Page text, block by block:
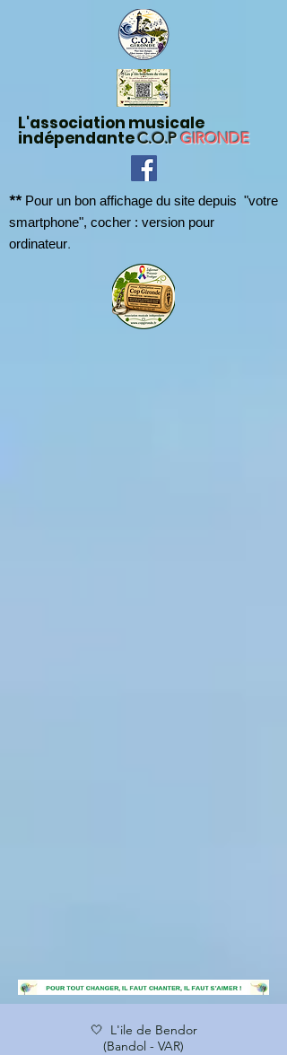
L'association musicale
indépendanteC.O.PGIRONDE
** Pour un bon affichage du site depuis "votre
smartphone", cocher : version pour
ordinateur.
🤍 L'ile de Bendor
(Bandol - VAR)